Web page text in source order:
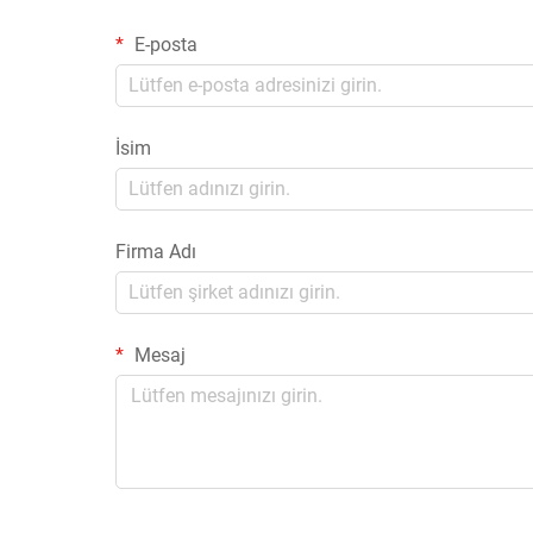
E-posta
İsim
Firma Adı
Mesaj